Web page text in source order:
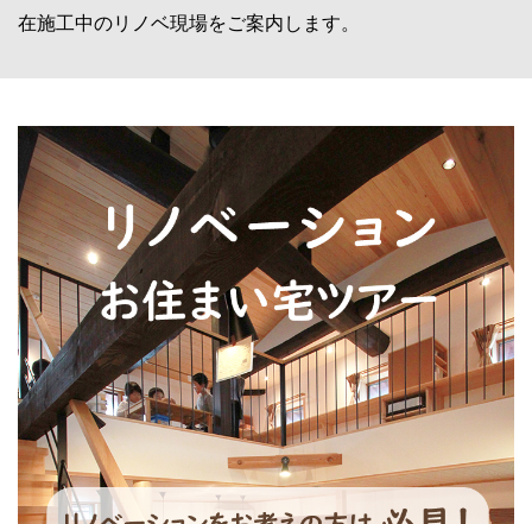
在施工中のリノベ現場をご案内します。